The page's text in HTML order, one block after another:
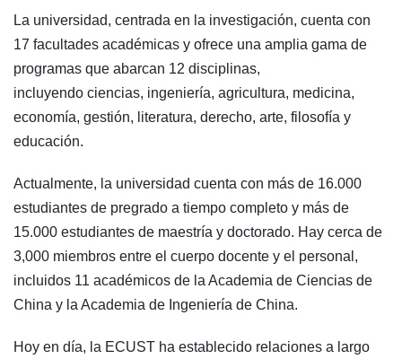
La universidad, centrada en la investigación, cuenta con
17 facultades académicas y ofrece una amplia gama de
programas que abarcan 12 disciplinas,
incluyendo ciencias, ingeniería, agricultura, medicina,
economía, gestión, literatura, derecho, arte, filosofía y
educación.
Actualmente, la universidad cuenta con más de 16.000
estudiantes de pregrado a tiempo completo y más de
15.000 estudiantes de maestría y doctorado. Hay cerca de
3,000 miembros entre el cuerpo docente y el personal,
incluidos 11 académicos de la Academia de Ciencias de
China y la Academia de Ingeniería de China.
Hoy en día, la ECUST ha establecido relaciones a largo